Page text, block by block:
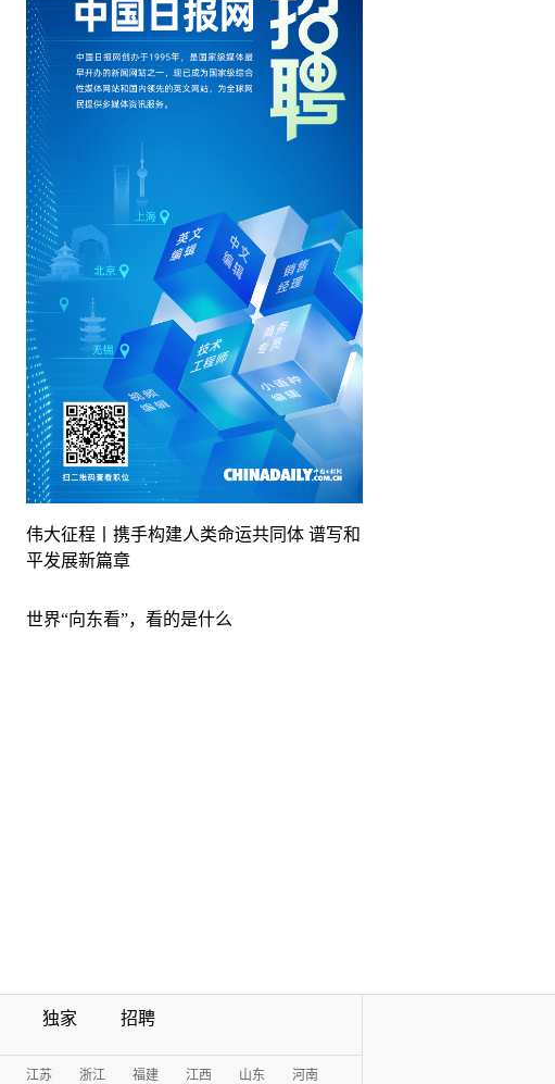
伟大征程丨携手构建人类命运共同体 谱写和
平发展新篇章
世界“向东看”，看的是什么
独家 招聘
江苏 浙江 福建 江西 山东 河南